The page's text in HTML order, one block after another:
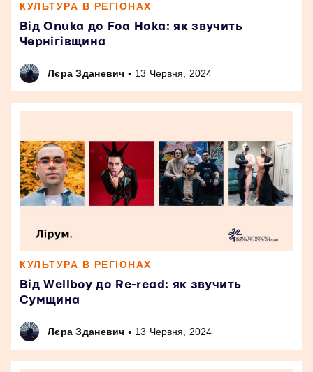
КУЛЬТУРА В РЕГІОНАХ
Від Onuka до Foa Hoka: як звучить
Чернігівщина
Лєра Зданевич • 13 Червня, 2024
КУЛЬТУРА В РЕГІОНАХ
Від Wellboy до Re-read: як звучить
Сумщина
Лєра Зданевич • 13 Червня, 2024